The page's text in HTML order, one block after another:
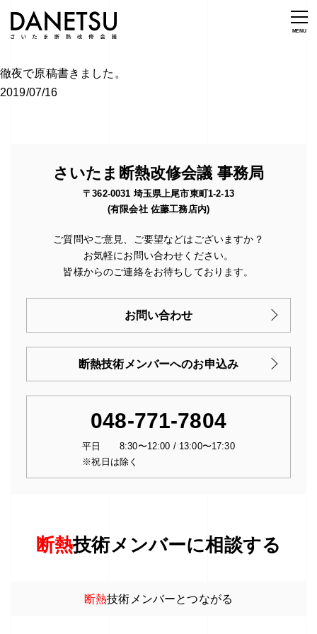
徹夜で原稿書きました。
2019/07/16
さいたま断熱改修会議 事務局
〒362-0031 埼玉県上尾市東町1-2-13
(有限会社 佐藤工務店内)
ご質問やご意見、ご要望などはございますか？
お気軽にお問い合わせください。
皆様からのご連絡をお待ちしております。
お問い合わせ
断熱技術メンバーへのお申込み
048-771-7804
平日 8:30〜12:00 / 13:00〜17:30
※祝日は除く
断熱技術メンバーに相談する
断熱技術メンバーとつながる